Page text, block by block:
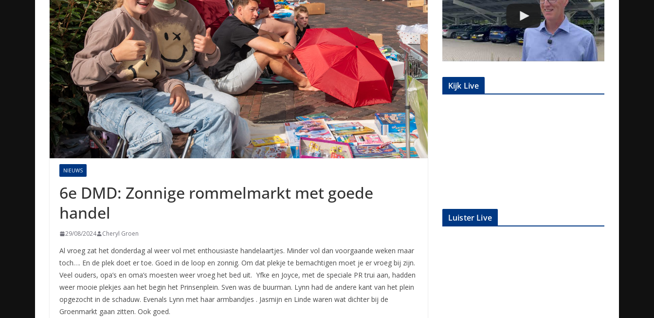
NIEUWS
6e DMD: Zonnige rommelmarkt met goede
handel
29/08/2024 Cheryl Groen
Al vroeg zat het donderdag al weer vol met enthousiaste handelaartjes. Minder vol dan voorgaande weken maar
toch…. En de plek doet er toe. Goed in de loop en zonnig. Om dat plekje te bemachtigen moet je er vroeg bij zijn.
Veel ouders, opa’s en oma’s moesten weer vroeg het bed uit. Yfke en Joyce, met de speciale PR trui aan, hadden
weer mooie plekjes aan het begin het Prinsenplein. Sven was de buurman. Lynn had de andere kant van het plein
opgezocht in de schaduw. Evenals Lynn met haar armbandjes . Jasmijn en Linde waren wat dichter bij de
Groenmarkt gaan zitten. Ook goed.
Kijk Live
Luister Live